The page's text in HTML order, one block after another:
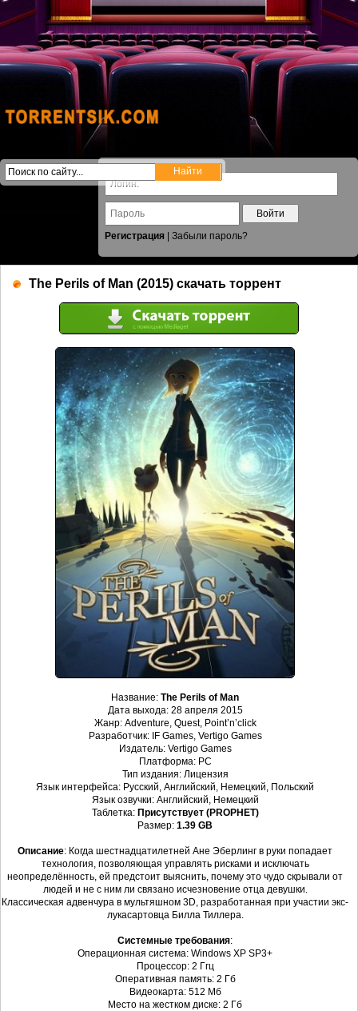
Войти
Регистрация
Забыли пароль?
The Perils of Man (2015) скачать торрент
Название: The Perils of Man
Дата выхода: 28 апреля 2015
Жанр: Adventure, Quest, Point’n’click
Разработчик: IF Games, Vertigo Games
Издатель: Vertigo Games
Платформа: PC
Тип издания: Лицензия
Язык интерфейса: Русский, Английский, Немецкий, Польский
Язык озвучки: Английский, Немецкий
Таблетка: Присутствует (PROPHET)
Размер: 1.39 GB
Описание: Когда шестнадцатилетней Ане Эберлинг в руки попадает
технология, позволяющая управлять рисками и исключать
неопределённость, ей предстоит выяснить, почему это чудо скрывали от
людей и не с ним ли связано исчезновение отца девушки.
Классическая адвенчура в мультяшном 3D, разработанная при участии экс-
лукасартовца Билла Тиллера.
Системные требования:
Операционная система: Windows XP SP3+
Процессор: 2 Ггц
Оперативная память: 2 Гб
Видеокарта: 512 Мб
Место на жестком диске: 2 Гб